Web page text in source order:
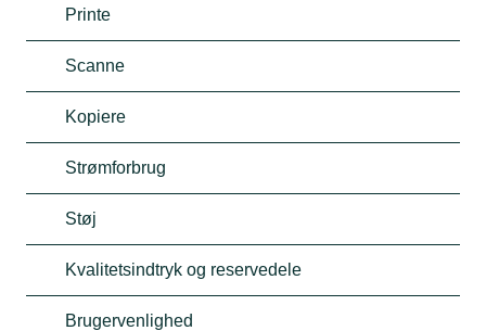
Printe
Scanne
Kopiere
Strømforbrug
Støj
Kvalitetsindtryk og reservedele
Brugervenlighed